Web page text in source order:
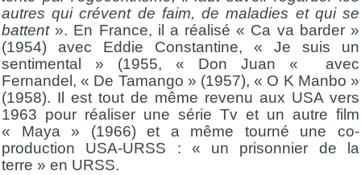
autres qui crévent de faim, de maladies et qui se
battent ». En France, il a réalisé « Ca va barder »
(1954) avec Eddie Constantine, « Je suis un
sentimental » (1955, « Don Juan « avec
Fernandel, « De Tamango » (1957), « O K Manbo »
(1958). Il est tout de même revenu aux USA vers
1963 pour réaliser une série Tv et un autre film
« Maya » (1966) et a même tourné une co-
production USA-URSS : « un prisonnier de la
terre » en URSS.